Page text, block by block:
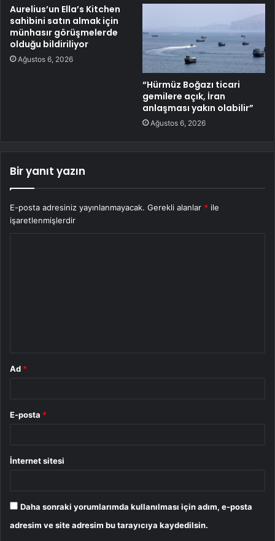
Aurelius’un Ella’s Kitchen
sahibini satın almak için
münhasır görüşmelerde
olduğu bildiriliyor
Ağustos 6, 2026
“Hürmüz Boğazı ticari
gemilere açık, İran
anlaşması yakın olabilir”
Ağustos 6, 2026
Bir yanıt yazın
E-posta adresiniz yayınlanmayacak. Gerekli alanlar * ile
işaretlenmişlerdir
Ad *
E-posta *
İnternet sitesi
Daha sonraki yorumlarımda kullanılması için adım, e-posta
adresim ve site adresim bu tarayıcıya kaydedilsin.